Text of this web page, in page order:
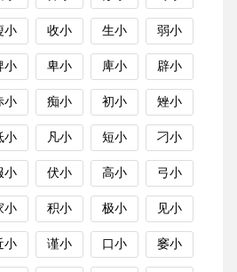
小 收小 生小 弱小
小 卑小 庳小 辟小
小 痴小 初小 矬小
小 凡小 短小 刁小
小 伏小 高小 弓小
小 积小 极小 见小
小 谨小 口小 窭小